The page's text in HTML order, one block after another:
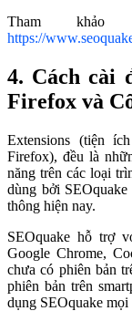
Tham
https://
4. Cách cài
Firefox và
Extensions (tiện
Firefox), đều là
năng trên các loại
dùng bởi
thông hiện nay.
SEOquake hỗ trợ
Google Chrome,
chưa có phiên bản
phiên bản trên
dụng SEOquake